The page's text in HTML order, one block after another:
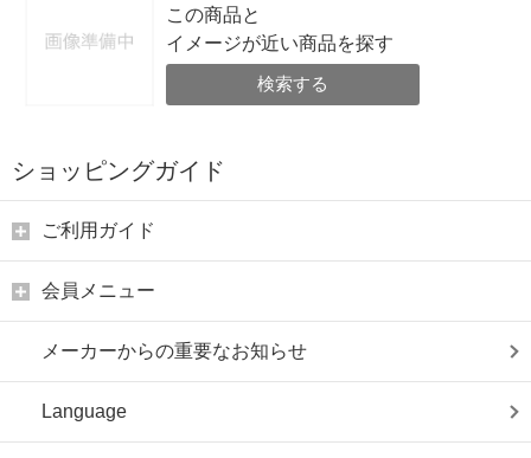
この商品と
イメージが近い商品を探す
検索する
ショッピングガイド
ご利用ガイド
会員メニュー
メーカーからの重要なお知らせ
Language